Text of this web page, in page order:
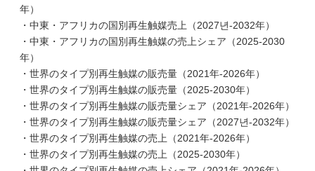
年）
・中東・アフリカの国別再生触媒売上（2027년-2032年）
・中東・アフリカの国別再生触媒の売上シェア（2025-2030
年）
・世界のタイプ別再生触媒の販売量（2021年-2026年）
・世界のタイプ別再生触媒の販売量（2025-2030年）
・世界のタイプ別再生触媒の販売量シェア（2021年-2026年）
・世界のタイプ別再生触媒の販売量シェア（2027년-2032年）
・世界のタイプ別再生触媒の売上（2021年-2026年）
・世界のタイプ別再生触媒の売上（2025-2030年）